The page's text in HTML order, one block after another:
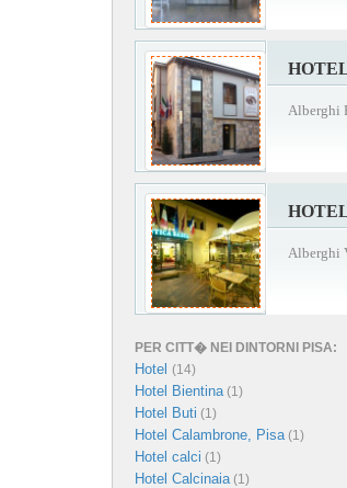
Alberghi
Alberghi
PER CITT� NEI DINTORNI PISA:
Hotel (14)
Hotel Bientina(1)
Hotel Buti (1)
Hotel Calambrone, Pisa(1)
Hotel calci (1)
Hotel Calcinaia(1)